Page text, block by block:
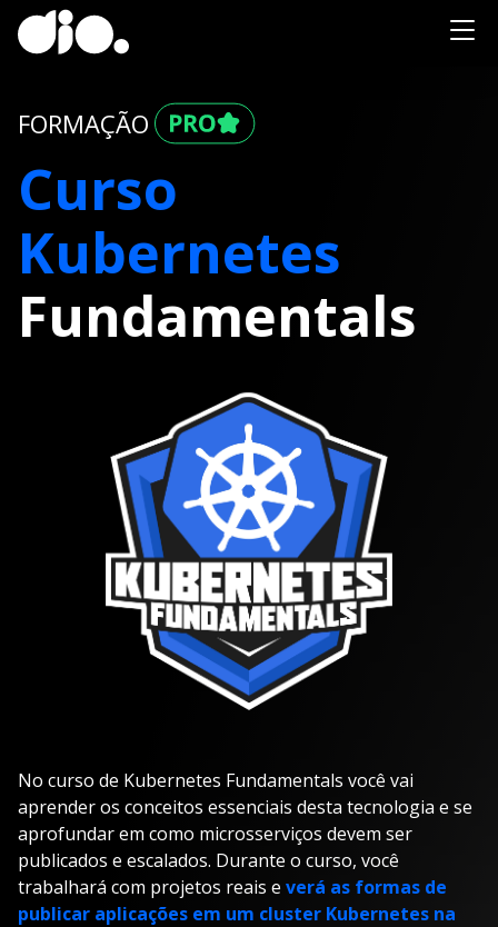
FORMAÇÃO
Curso
Kubernetes
Fundamentals
No curso de Kubernetes Fundamentals você vai
aprender os conceitos essenciais desta tecnologia e se
aprofundar em como microsserviços devem ser
publicados e escalados. Durante o curso, você
trabalhará com projetos reais e verá as formas de
publicar aplicações em um cluster Kubernetes na